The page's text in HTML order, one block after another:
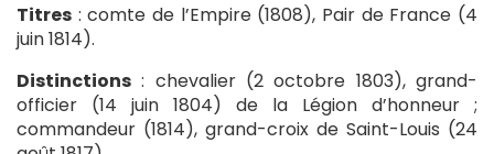
Titres : comte de l’Empire (1808), Pair de France (4
juin 1814).
Distinctions : chevalier (2 octobre 1803), grand-
officier (14 juin 1804) de la Légion d’honneur ;
commandeur (1814), grand-croix de Saint-Louis (24